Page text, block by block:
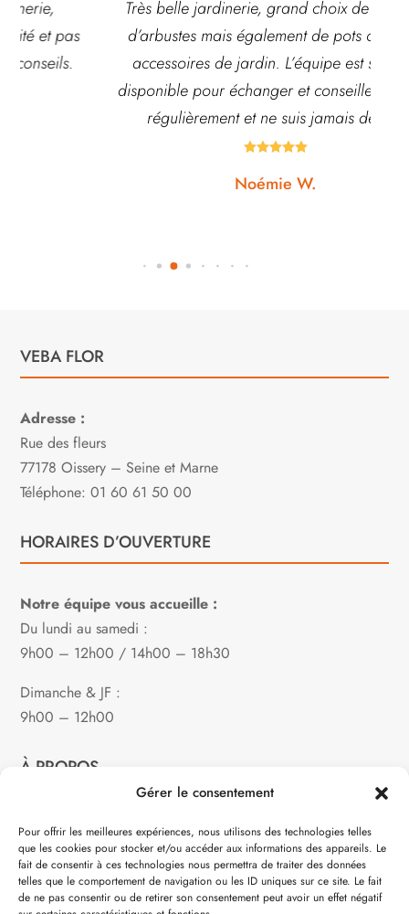
Gérer le consentement
Pour offrir les meilleures expériences, nous utilisons des technologies telles
que les cookies pour stocker et/ou accéder aux informations des appareils. Le
fait de consentir à ces technologies nous permettra de traiter des données
telles que le comportement de navigation ou les ID uniques sur ce site. Le fait
de ne pas consentir ou de retirer son consentement peut avoir un effet négatif
Très belle jardinerie, grand choix de fleurs et
d’arbustes mais également de pots ou autre
accessoires de jardin. L’équipe est souvent
disponible pour échanger et conseiller. J’y vais
régulièrement et ne suis jamais déçue.
Noémie W.
VEBA FLOR
Adresse :
Rue des fleurs
77178 Oissery – Seine et Marne
Téléphone: 01 60 61 50 00
HORAIRES D’OUVERTURE
Notre équipe vous accueille :
Du lundi au samedi :
9h00 – 12h00 / 14h00 – 18h30
Dimanche & JF :
9h00 – 12h00
À PROPOS
Notre philosophie
Contact
Partenaire de: